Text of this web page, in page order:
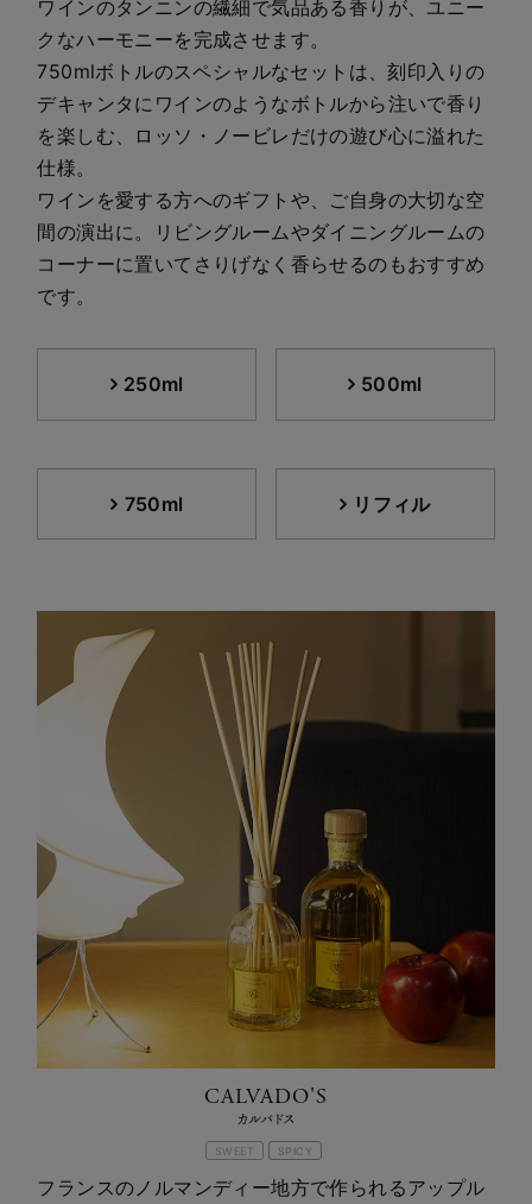
ワインのタンニンの繊細で気品ある香りが、ユニー
クなハーモニーを完成させます。
750mlボトルのスペシャルなセットは、刻印入りの
デキャンタにワインのようなボトルから注いで香り
を楽しむ、ロッソ・ノービレだけの遊び心に溢れた
仕様。
ワインを愛する方へのギフトや、ご自身の大切な空
間の演出に。リビングルームやダイニングルームの
コーナーに置いてさりげなく香らせるのもおすすめ
です。
250ml 500ml
750ml リフィル
CALVADO'S
カルバドス
SWEET SPICY
フランスのノルマンディー地方で作られるアップル